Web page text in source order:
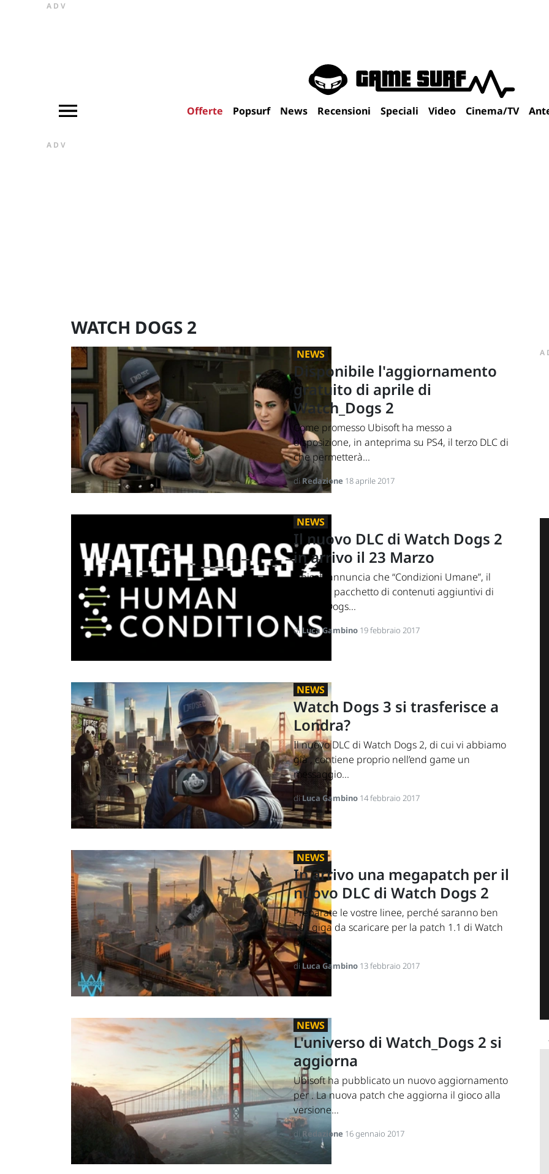
ADV
Offerte Popsurf News Recensioni Speciali Video Cinema/TV
ADV
WATCH DOGS 2
NEWS
Disponibile l'aggiornamento
gratuito di aprile di
Watch_Dogs 2
Come promesso Ubisoft ha messo a
disposizione, in anteprima su PS4, il terzo DLC di
che permetterà...
di Redazione 18 aprile 2017
NEWS
Il nuovo DLC di Watch Dogs 2
in arrivo il 23 Marzo
Ubisoft annuncia che “Condizioni Umane”, il
secondo pacchetto di contenuti aggiuntivi di
Watch_Dogs...
di Luca Gambino 19 febbraio 2017
NEWS
Watch Dogs 3 si trasferisce a
Londra?
Il nuovo DLC di Watch Dogs 2, di cui vi abbiamo
già , contiene proprio nell’end game un
messaggio...
diLuca Gambino 14 febbraio 2017
NEWS
In arrivo una megapatch per il
nuovo DLC di Watch Dogs 2
Preparate le vostre linee, perché saranno ben
10 i giga da scaricare per la patch 1.1 di Watch
Dogs...
di Luca Gambino 13 febbraio 2017
NEWS
L'universo di Watch_Dogs 2 si
aggiorna
Ubisoft ha pubblicato un nuovo aggiornamento
per . La nuova patch che aggiorna il gioco alla
versione...
di Redazione 16 gennaio 2017